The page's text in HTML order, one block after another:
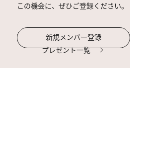
この機会に、ぜひご登録ください。
新規メンバー登録
プレゼント一覧